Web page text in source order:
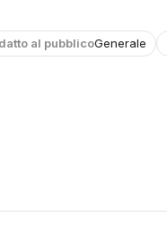
al pubblicoGenerale